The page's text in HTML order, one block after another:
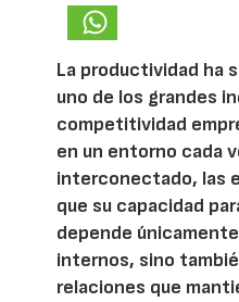
La productividad ha
uno de los grandes
competitividad
en un entorno cada
interconectado, las
que su capacidad
depende
internos, sino
relaciones que